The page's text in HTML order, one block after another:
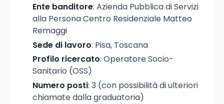
Ente banditore: Azienda Pubblica di Servizi
alla Persona Centro Residenziale Matteo
Remaggi
Sede di lavoro: Pisa, Toscana
Profilo ricercato: Operatore Socio-
Sanitario (OSS)
Numero posti: 3 (con possibilità di ulteriori
chiamate dalla graduatoria)